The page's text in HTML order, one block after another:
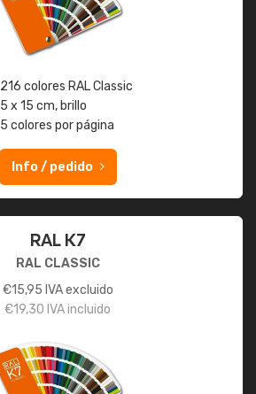
216 colores RAL Classic
5 x 15 cm, brillo
5 colores por página
Info / pedido
RAL K7
RAL CLASSIC
€15,95 IVA excluido
€19,30 IVA incluido